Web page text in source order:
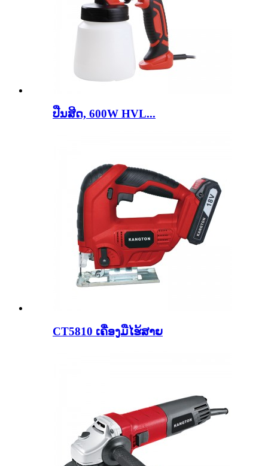
ປືນສີດ, 600W HVL...
CT5810 ເຄື່ອງມືໄຮ້ສາຍ